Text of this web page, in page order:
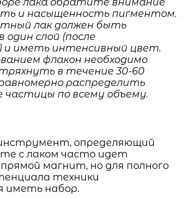
и насыщенность пигментом.
лак должен быть
один слой (после
и иметь интенсивный цвет.
флакон необходимо
в течение 30-60
распределить
частицы по всему объему.
определяющий
с лаком часто идет
магнит, но для полного
техники
иметь набор.